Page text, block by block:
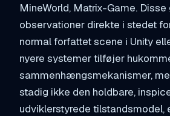
MineWorld, Matrix-Game.
observationer direkte i stedet
normal forfattet scene i Unity
nyere systemer tilføjer
sammenhængsmekanismer,
stadig ikke den holdbare,
udviklerstyrede tilstandsmodel,